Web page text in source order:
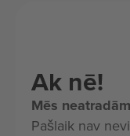
Ak nē!
Mēs
Pašlaik nav